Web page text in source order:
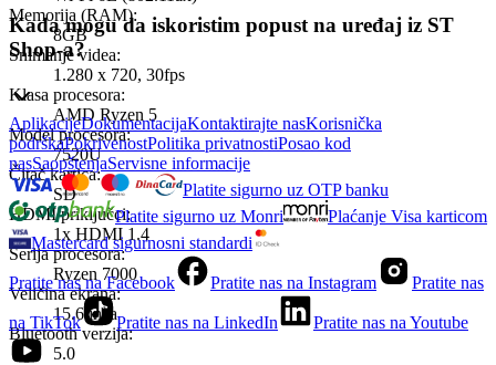
Memorija (RAM):
8GB
Snimanje videa:
1.280 x 720, 30fps
Klasa procesora:
AMD Ryzen 5
Model procesora:
7520U
Čitač kartica:
SD
HDMI priključci:
1x HDMI 1.4
Serija procesora:
Ryzen 7000
Veličina ekrana:
15.6 inča
Bluetooth verzija:
5.0
Kada mogu da iskoristim popust na uređaj iz ST
Shop-a?
AplikacijeDokumentacijaKontaktirajte nasKorisnička
podrškaPokrivenostPolitika privatnostiPosao kod
nasSaopštenjaServisne informacije
Platite sigurno uz OTP banku
Platite sigurno uz Monri
Plaćanje Visa karticom
Mastercard sigurnosni standardi
Pratite nas na Facebook Pratite nas na Instagram Pratite nas
na TikTok Pratite nas na LinkedIn Pratite nas na Youtube